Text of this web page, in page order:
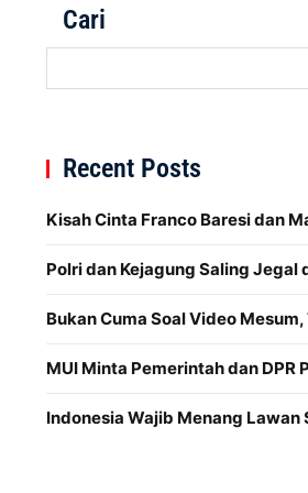
Cari
Recent Posts
Kisah Cinta Franco Baresi dan
Polri dan Kejagung Saling Jegal
Bukan Cuma Soal Video
MUI Minta Pemerintah dan
Indonesia Wajib Menang Lawan